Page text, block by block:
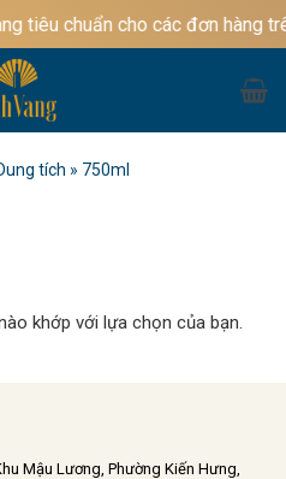
tiêu chuẩn cho các đơn hàng
tích » 750ml
khớp với lựa chọn của bạn.
Mậu Lương, Phường Kiến Hưng,